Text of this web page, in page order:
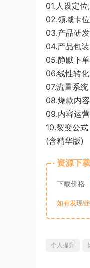
01.人设定
02.领域卡
03.产品研
04.产品包
05.静默下
06.线性转
07.流量系
08.爆款内
09.内容运
10.裂变公
(含精华版)
资源下
下载价格
如有发现
个人提升